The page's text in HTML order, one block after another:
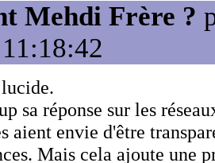
Mehdi Frère ?
sa réponse sur les
aient envie d'être
Mais cela ajoute une